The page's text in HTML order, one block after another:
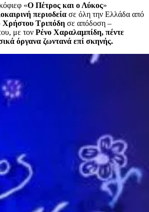
«Ο Πέτρος και ο Λύκος»
περιοδεία σε όλη την Ελλάδα από
Χρήστου Τριπόδη σε απόδοση –
με τον Ρένο Χαραλαμπίδη, πέντε
όργανα ζωντανά επί σκηνής.